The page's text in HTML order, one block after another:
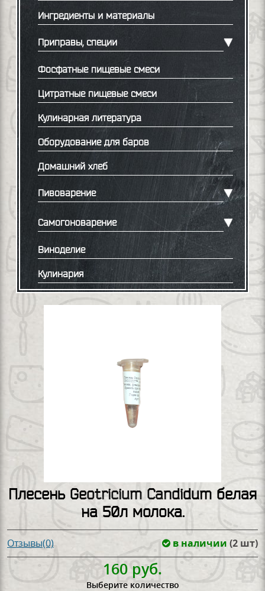
Ингредиенты и материалы
Приправы, специи
Фосфатные пищевые смеси
Цитратные пищевые смеси
Кулинарная литература
Оборудование для баров
Домашний хлеб
Пивоварение
Самогоноварение
Виноделие
Кулинария
Плесень Geotricium Candidum белая
на 50л молока.
Отзывы(0) в наличии (2 шт)
160 руб.
Выберите количество